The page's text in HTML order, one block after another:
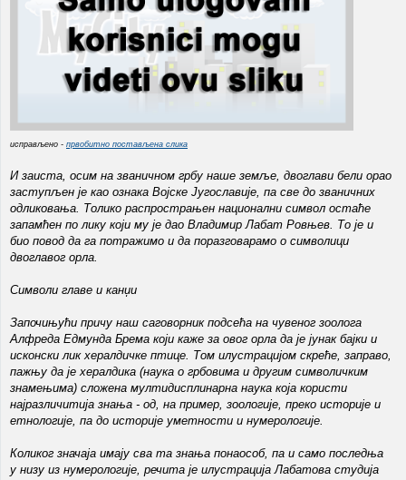
исправљено - првобитно постављена слика
И заиста, осим на званичном грбу наше земље, двоглави бели орао
заступљен је као ознака Војске Југославије, па све до званичних
одликовања. Толико распрострањен национални символ остаће
запамћен по лику који му је дао Владимир Лабат Ровњев. То је и
био повод да га потражимо и да поразговарамо о символици
двоглавог орла.
Символи главе и канџи
Започињући причу наш саговорник подсећа на чувеног зоолога
Алфреда Едмунда Брема који каже за овог орла да је јунак бајки и
исконски лик хералдичке птице. Том илустрацијом скреће, заправо,
пажњу да је хералдика (наука о грбовима и другим символичким
знамењима) сложена мултидисплинарна наука која користи
најразличитија знања - од, на пример, зоологије, преко историје и
етнологије, па до историје уметности и нумерологије.
Коликог значаја имају сва та знања понаособ, па и само последња
у низу из нумерологије, речита је илустрација Лабатова студија